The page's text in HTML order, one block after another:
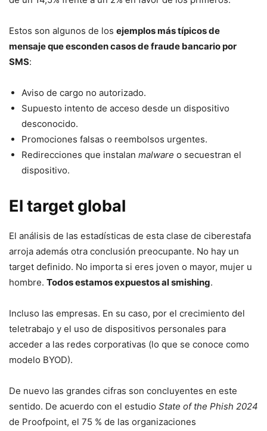
Estos son algunos de los ejemplos más típicos de
mensaje que esconden casos de fraude bancario por
SMS:
Aviso de cargo no autorizado.
Supuesto intento de acceso desde un dispositivo
desconocido.
Promociones falsas o reembolsos urgentes.
Redirecciones que instalan malware o secuestran el
dispositivo.
El target global
El análisis de las estadísticas de esta clase de ciberestafa
arroja además otra conclusión preocupante. No hay un
target definido. No importa si eres joven o mayor, mujer u
hombre. Todos estamos expuestos al smishing.
Incluso las empresas. En su caso, por el crecimiento del
teletrabajo y el uso de dispositivos personales para
acceder a las redes corporativas (lo que se conoce como
modelo BYOD).
De nuevo las grandes cifras son concluyentes en este
sentido. De acuerdo con el estudio State of the Phish 2024
de Proofpoint, el 75 % de las organizaciones